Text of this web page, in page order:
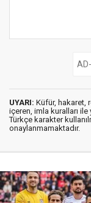
UYARI: Küfür, hakaret,
içeren, imla kuralları ile
Türkçe karakter
onaylanmamaktadır.